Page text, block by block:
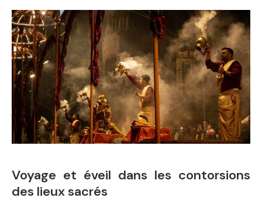
Voyage et éveil dans les contorsions
des lieux sacrés